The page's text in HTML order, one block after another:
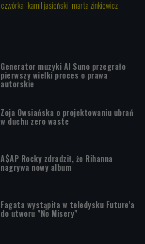
czwórka kamil jasieński marta zinkiewicz
Generator muzyki AI Suno przegrało
pierwszy wielki proces o prawa
autorskie
Zoja Owsiańska o projektowaniu ubrań
w duchu zero waste
A$AP Rocky zdradził, że Rihanna
nagrywa nowy album
Fagata wystąpiła w teledysku Future'a
do utworu "No Misery"